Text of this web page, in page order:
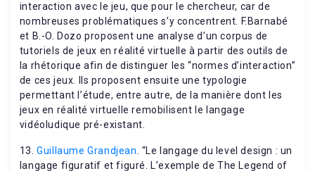
interaction avec le jeu, que pour le chercheur, car de
nombreuses problématiques s’y concentrent. F.Barnabé
et B.-O. Dozo proposent une analyse d’un corpus de
tutoriels de jeux en réalité virtuelle à partir des outils de
la rhétorique afin de distinguer les “normes d’interaction”
de ces jeux. Ils proposent ensuite une typologie
permettant l’étude, entre autre, de la manière dont les
jeux en réalité virtuelle remobilisent le langage
vidéoludique pré-existant.
13.Guillaume Grandjean . “Le langage du level design : un
langage figuratif et figuré. L’exemple de The Legend of